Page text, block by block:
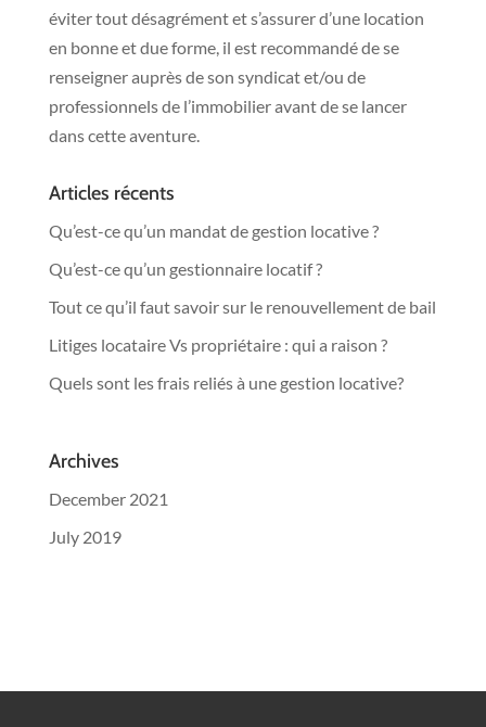
éviter tout désagrément et s’assurer d’une location
en bonne et due forme, il est recommandé de se
renseigner auprès de son syndicat et/ou de
professionnels de l’immobilier avant de se lancer
dans cette aventure.
Articles récents
Qu’est-ce qu’un mandat de gestion locative ?
Qu’est-ce qu’un gestionnaire locatif ?
Tout ce qu’il faut savoir sur le renouvellement de bail
Litiges locataire Vs propriétaire : qui a raison ?
Quels sont les frais reliés à une gestion locative?
Archives
December 2021
July 2019